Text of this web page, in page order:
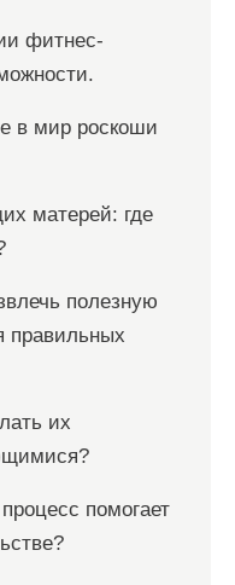
фитнес-
в мир роскоши
матерей: где
полезную
правильных
их
помогает